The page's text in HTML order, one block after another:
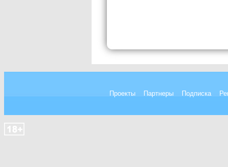
Проекты Партнеры Подписка